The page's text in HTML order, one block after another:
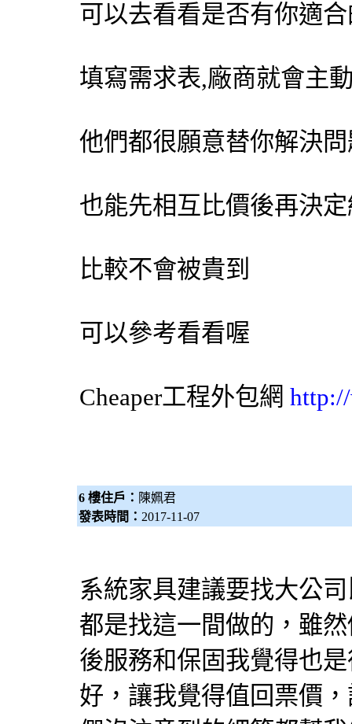
可以去看看是否有你適
填寫需求表,廠商就會主
他們都很願意替你解決
也能先相互比價後再決
比較不會被貴到
可以參考看看喔
Cheaper工程外包網
6 樓住戶： 陳姵君
發表時間： 2017-11-07
系統家具建議要找大公
都是找這一間做的，雖
後服務和保固我覺得也
好，讓我覺得值回票價